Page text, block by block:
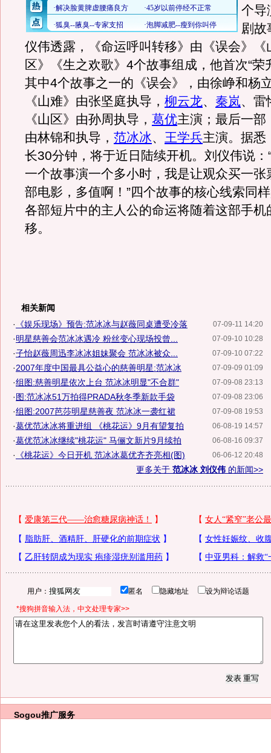
个导
剧故
仪伟透露，《命运呼叫转移》由《误会》《
区》《生之欢歌》4个故事组成，他首次“荣
其中4个故事之一的《误会》，由徐峥和杨
《山难》由张坚庭执导， 柳云龙、 秦岚、雷
《山区》由孙周执导， 葛优主演；最后一部
由林锦和执导， 范冰冰、 王学兵主演。据悉
长30分钟，将于近日陆续开机。刘仪伟说：
一个故事演一个多小时，我是让观众买一张
部电影，多值啊！”四个故事的核心线索同
各部短片中的主人公的命运将随着这部手机
移。
相关新闻
07-09-11 14:20
· 《娱乐现场》预告:范冰冰与赵薇同桌遭受冷落
07-09-10 10:28
·明星慈善会范冰冰遇冷 粉丝变心现场投曾...
07-09-10 07:22
·子怡赵薇周迅李冰冰姐妹聚会 范冰冰被众...
07-09-09 01:09
·2007年度中国最具公益心的慈善明星:范冰冰
07-09-08 23:13
·组图:慈善明星依次上台 范冰冰明显"不合群"
07-09-08 23:06
·图:范冰冰51万拍得PRADA秋冬季新款手袋
07-09-08 19:53
·组图:2007芭莎明星慈善夜 范冰冰一袭红裙
06-08-19 14:57
·葛优范冰冰将重进组 《桃花运》9月有望复拍
06-08-16 09:37
·葛优范冰冰继续"桃花运" 马俪文新片9月续拍
06-06-12 20:48
·
《桃花运》今日开机 范冰冰葛优齐齐亮相(图)
更多关于 范冰冰 刘仪伟 的新闻>>
用户： 匿名 隐藏地址 设为辩论话题
*搜狗拼音输入法，中文处理专家>>
Sogou推广服务